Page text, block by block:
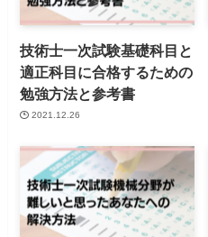
技術士一次試験基礎科目と
適正科目に合格するための
勉強方法と参考書
2021.12.26